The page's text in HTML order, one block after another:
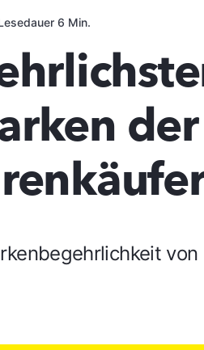
6 Min.
von